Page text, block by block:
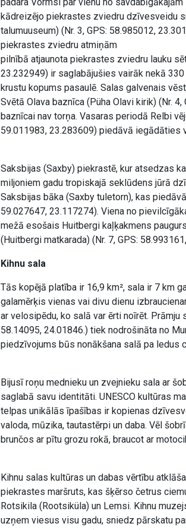
padara Vormsi par vienu no
kādreizējo piekrastes zviedru dzīvesveidu
talumuuseum) (Nr. 3, GPS: 58.985012,
piekrastes zviedru atmiņām
pilnībā atjaunota piekrastes zviedru lauku
23.232949) ir saglabājušies vairāk nekā
krustu kopums pasaulē. Salas galvenais
Svētā Olava baznīca (Püha Olavi kirik) (Nr.
baznīcai nav torņa. Vasaras periodā Relbi
59.011983, 23.283609) piedāvā iegādāties
Saksbijas (Saxby) piekrastē, kur atsedzas
miljoniem gadu tropiskajā seklūdens jūrā
Saksbijas bāka (Saxby tuletorn), kas
59.027647, 23.117274). Viena no
mežā esošais Huitbergi kaļķakmens
(Huitbergi matkarada) (Nr. 7, GPS:
Kihnu sala
Tās kopējā platība ir 16,9 km², sala ir 7 km
galamērķis vienas vai divu dienu
ar velosipēdu, ko salā var ērti noīrēt. Prāmju
58.14095, 24.01846.) tiek nodrošināta no
piedzīvojums būs nonākšana salā pa ledus
Bijusī roņu mednieku un zvejnieku sala ar
saglabā savu identitāti. UNESCO kultūras
telpas unikālās īpašības ir kopienas
valoda, mūzika, tautastērpi un daba. Vēl
brunčos ar pītu grozu rokā, braucot ar
Kihnu salas kultūras un dabas vērtību
piekrastes maršruts, kas šķērso četrus
Rotsikila (Rootsiküla) un Lemsi. Kihnu
uzņem viesus visu gadu, sniedz pārskatu